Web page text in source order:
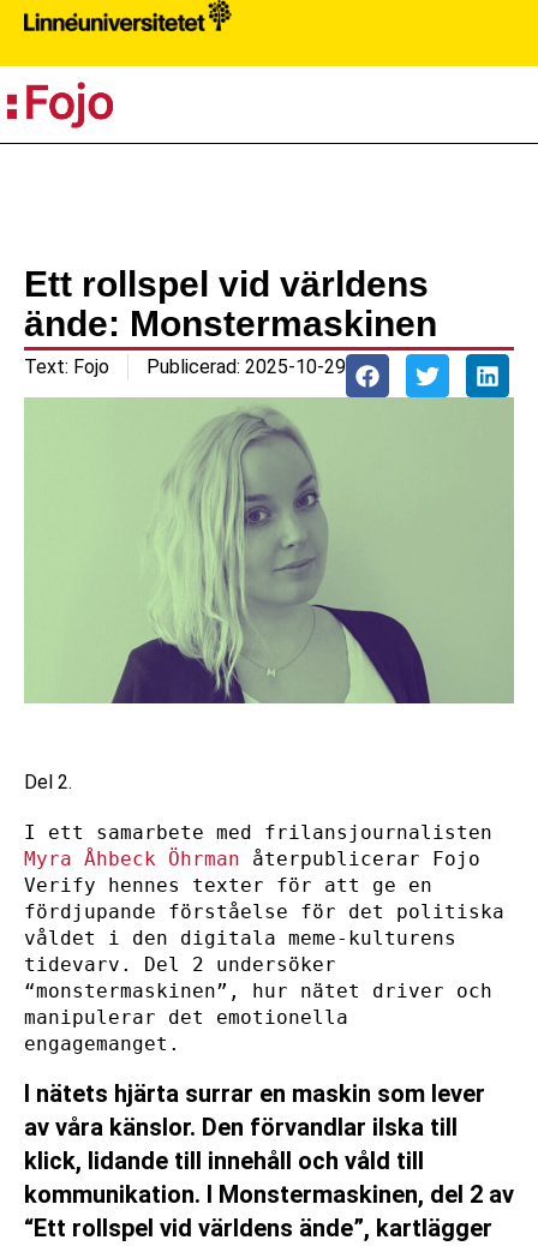
Ett rollspel vid världens
ände: Monstermaskinen
Text: Fojo Publicerad: 2025-10-29
Del 2.
Myra Åhbeck Öhrman återpublicerar Fojo
Verify hennes texter för att ge en
fördjupande förståelse för det politiska
våldet i den digitala meme-kulturens
tidevarv. Del 2 undersöker
“monstermaskinen”, hur nätet driver och
manipulerar det emotionella
engagemanget.
I nätets hjärta surrar en maskin som lever
av våra känslor. Den förvandlar ilska till
klick, lidande till innehåll och våld till
kommunikation. I Monstermaskinen, del 2 av
“Ett rollspel vid världens ände”, kartlägger